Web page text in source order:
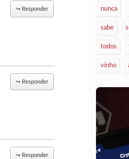
↪ Responder
↪ Responder
↪ Responder
nunca
sabe
todos
vinho